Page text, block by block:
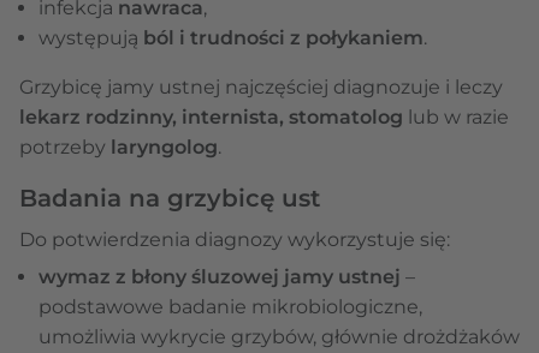
infekcja nawraca,
występują ból i trudności z połykaniem.
Grzybicę jamy ustnej najczęściej diagnozuje i leczy
lekarz rodzinny, internista, stomatolog lub w razie
potrzeby laryngolog.
Badania na grzybicę ust
Do potwierdzenia diagnozy wykorzystuje się:
wymaz z błony śluzowej jamy ustnej –
podstawowe badanie mikrobiologiczne,
umożliwia wykrycie grzybów, głównie drożdżaków